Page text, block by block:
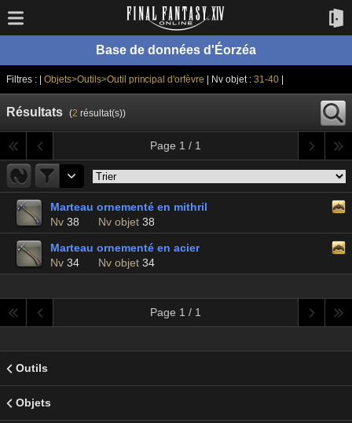
Base de données d'Éorzéa
Filtres : | Objets>Outils>Outil principal d'orfèvre | Nv objet :31-40|
Résultats (2 résultat(s))
Page 1 / 1
Marteau ornementé en mithril
Nv 38 Nv objet 38
Marteau ornementé en acier
Nv 34 Nv objet 34
Page 1 / 1
Outils
Objets